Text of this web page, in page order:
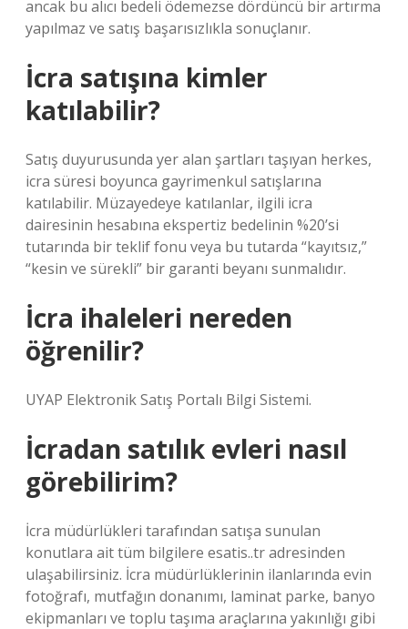
ancak bu alıcı bedeli ödemezse dördüncü bir artırma
yapılmaz ve satış başarısızlıkla sonuçlanır.
İcra satışına kimler
katılabilir?
Satış duyurusunda yer alan şartları taşıyan herkes,
icra süresi boyunca gayrimenkul satışlarına
katılabilir. Müzayedeye katılanlar, ilgili icra
dairesinin hesabına ekspertiz bedelinin %20’si
tutarında bir teklif fonu veya bu tutarda “kayıtsız,”
“kesin ve sürekli” bir garanti beyanı sunmalıdır.
İcra ihaleleri nereden
öğrenilir?
UYAP Elektronik Satış Portalı Bilgi Sistemi.
İcradan satılık evleri nasıl
görebilirim?
İcra müdürlükleri tarafından satışa sunulan
konutlara ait tüm bilgilere esatis..tr adresinden
ulaşabilirsiniz. İcra müdürlüklerinin ilanlarında evin
fotoğrafı, mutfağın donanımı, laminat parke, banyo
ekipmanları ve toplu taşıma araçlarına yakınlığı gibi